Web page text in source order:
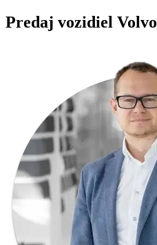
Predaj vozidiel Volvo